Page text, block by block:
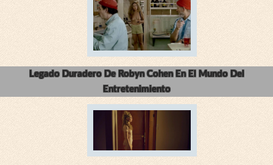
Legado Duradero De Robyn Cohen En El Mundo Del
Entretenimiento